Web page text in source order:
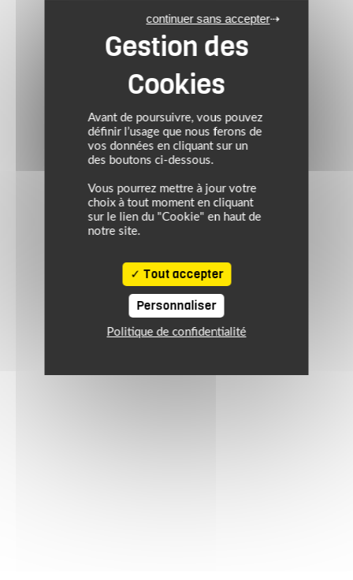
Avant de poursuivre, vous pouvez
définir l’usage que nous ferons de
vos données en cliquant sur un
des boutons ci-dessous.
Vous pourrez mettre à jour votre
choix à tout moment en cliquant
sur le lien du "Cookie" en haut de
notre site.
Tout accepter
continuer sans accepter
Personnaliser
Politique de confidentialité